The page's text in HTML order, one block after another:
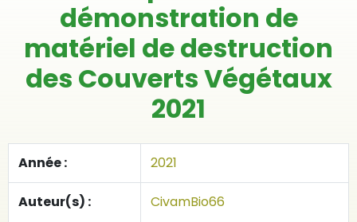
démonstration de
matériel de destruction
des Couverts Végétaux
2021
Année : 2021
Auteur(s) : CivamBio66